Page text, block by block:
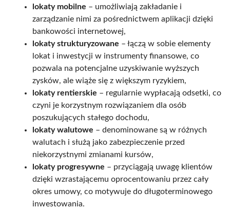
lokaty mobilne – umożliwiają zakładanie i
zarządzanie nimi za pośrednictwem aplikacji dzięki
bankowości internetowej,
lokaty strukturyzowane – łączą w sobie elementy
lokat i inwestycji w instrumenty finansowe, co
pozwala na potencjalne uzyskiwanie wyższych
zysków, ale wiąże się z większym ryzykiem,
lokaty rentierskie – regularnie wypłacają odsetki, co
czyni je korzystnym rozwiązaniem dla osób
poszukujących stałego dochodu,
lokaty walutowe – denominowane są w różnych
walutach i służą jako zabezpieczenie przed
niekorzystnymi zmianami kursów,
lokaty progresywne – przyciągają uwagę klientów
dzięki wzrastającemu oprocentowaniu przez cały
okres umowy, co motywuje do długoterminowego
inwestowania.